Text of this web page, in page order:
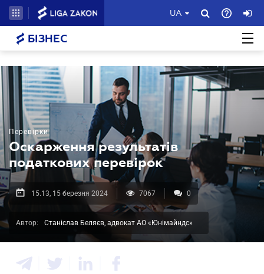
UA
БІЗНЕС
Перевірки
Оскарження результатів
податкових перевірок
15.13, 15 березня 2024 7067 0
Автор: Станіслав Беляєв, адвокат АО «Юнімайндс»